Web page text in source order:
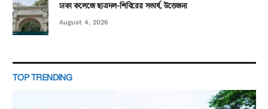
ঢাকা কলেজে ছাত্রদল-শিবিরের সংঘর্ষ, উত্তেজনা
August 4, 2026
TOP TRENDING